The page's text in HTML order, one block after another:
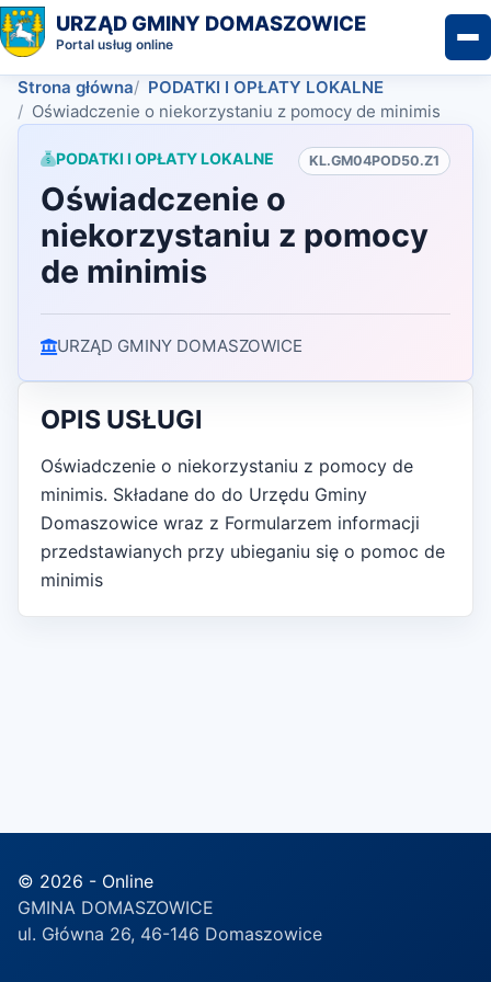
URZĄD GMINY DOMASZOWICE
Portal usług online
Strona główna
PODATKI I OPŁATY LOKALNE
Oświadczenie o niekorzystaniu z pomocy de minimis
PODATKI I OPŁATY LOKALNE KL.GM04POD50.Z1
Oświadczenie o
niekorzystaniu z pomocy
de minimis
URZĄD GMINY DOMASZOWICE
OPIS USŁUGI
Oświadczenie o niekorzystaniu z pomocy de
minimis. Składane do do Urzędu Gminy
Domaszowice wraz z Formularzem informacji
przedstawianych przy ubieganiu się o pomoc de
minimis
© 2026 - Online
GMINA DOMASZOWICE
ul. Główna 26, 46-146 Domaszowice